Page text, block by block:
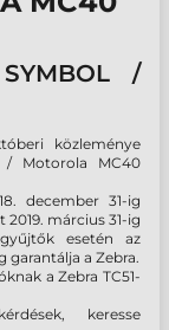
/
közleménye
/ Motorola MC40
december 31-ig
március 31-ig
esetén az
garantálja a Zebra.
a Zebra TC51-
keresse